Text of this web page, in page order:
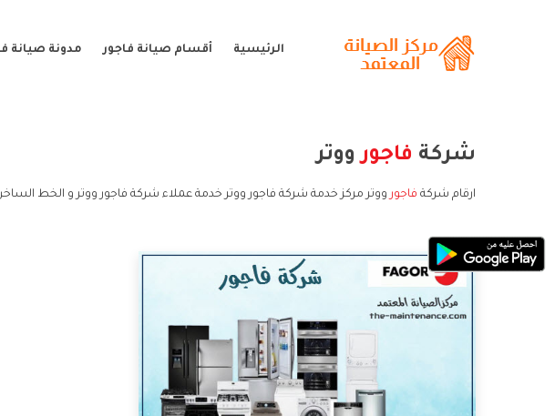
الرئيسية أقسام صيانة فاجور مدونة صيانة
شركة فاجورووتر
ارقام شركة فاجور ووتر مركز خدمة شركة فاجور ووتر خدمة عملاء شركة فاجور ووتر و الخط